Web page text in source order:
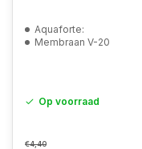
Aquaforte:
Membraan V-20
Op voorraad
€4,40